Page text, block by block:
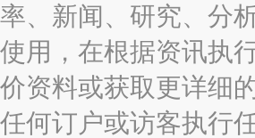
率、新闻、研究、分
使用，在根据资讯执
价资料或获取更详细
任何订户或访客执行